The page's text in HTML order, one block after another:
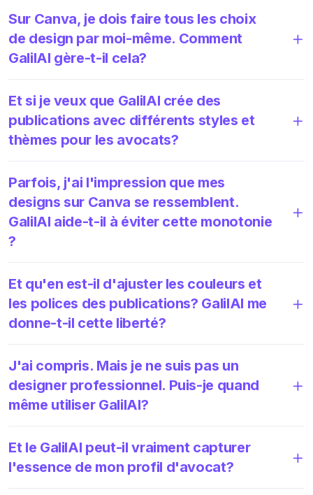
Sur Canva, je dois faire tous les choix
de design par moi-même. Comment
GalilAI gère-t-il cela?
Et si je veux que GalilAI crée des
publications avec différents styles et
thèmes pour les avocats?
Parfois, j'ai l'impression que mes
designs sur Canva se ressemblent.
GalilAI aide-t-il à éviter cette monotonie
?
Et qu'en est-il d'ajuster les couleurs et
les polices des publications? GalilAI me
donne-t-il cette liberté?
J'ai compris. Mais je ne suis pas un
designer professionnel. Puis-je quand
même utiliser GalilAI?
Et le GalilAI peut-il vraiment capturer
l'essence de mon profil d'avocat?